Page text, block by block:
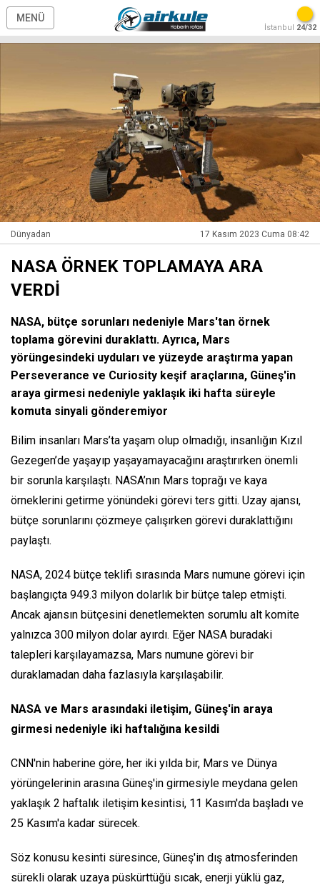
MENÜ
İstanbul 24/32
Dünyadan 17 Kasım 2023 Cuma 08:42
NASA ÖRNEK TOPLAMAYA ARA
VERDİ
NASA, bütçe sorunları nedeniyle Mars'tan örnek
toplama görevini duraklattı. Ayrıca, Mars
yörüngesindeki uyduları ve yüzeyde araştırma yapan
Perseverance ve Curiosity keşif araçlarına, Güneş'in
araya girmesi nedeniyle yaklaşık iki hafta süreyle
komuta sinyali gönderemiyor
Bilim insanları Mars’ta yaşam olup olmadığı, insanlığın Kızıl
Gezegen’de yaşayıp yaşayamayacağını araştırırken önemli
bir sorunla karşılaştı. NASA’nın Mars toprağı ve kaya
örneklerini getirme yönündeki görevi ters gitti. Uzay ajansı,
bütçe sorunlarını çözmeye çalışırken görevi duraklattığını
paylaştı.
NASA, 2024 bütçe teklifi sırasında Mars numune görevi için
başlangıçta 949.3 milyon dolarlık bir bütçe talep etmişti.
Ancak ajansın bütçesini denetlemekten sorumlu alt komite
yalnızca 300 milyon dolar ayırdı. Eğer NASA buradaki
talepleri karşılayamazsa, Mars numune görevi bir
duraklamadan daha fazlasıyla karşılaşabilir.
NASA ve Mars arasındaki iletişim, Güneş'in araya
girmesi nedeniyle iki haftalığına kesildi
CNN'nin haberine göre, her iki yılda bir, Mars ve Dünya
yörüngelerinin arasına Güneş'in girmesiyle meydana gelen
yaklaşık 2 haftalık iletişim kesintisi, 11 Kasım'da başladı ve
25 Kasım'a kadar sürecek.
Söz konusu kesinti süresince, Güneş'in dış atmosferinden
sürekli olarak uzaya püskürttüğü sıcak, enerji yüklü gaz,